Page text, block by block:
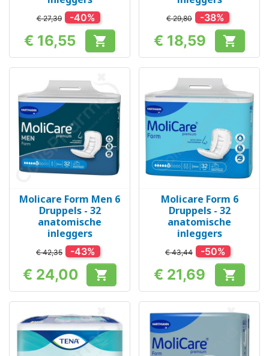
€ 27,39 -40%
Prijs
€ 16,55 
€ 29,80 -38%
Prijs
€ 18,59 
Molicare Form Men 6
Druppels - 32
anatomische
inleggers
€ 42,35 -43%
Prijs
€ 24,00 
Molicare Form 6
Druppels - 32
anatomische
inleggers
€ 43,44 -50%
Prijs
€ 21,69 